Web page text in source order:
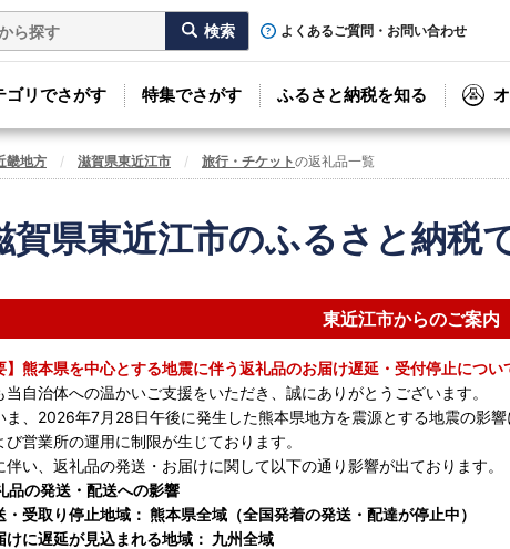
よくあるご質問・お問い合わせ
ゴリでさがす 特集でさがす ふるさと納税を知る
畿地方 滋賀県東近江市 旅行・チケットの返礼品一覧
賀県東近江市のふるさと納税
東近江市からのご案内
】熊本県を中心とする地震に伴う返礼品のお届け遅延・受付停止につい
当自治体への温かいご支援をいただき、誠にありがとうございます。
ま、2026年7月28日午後に発生した熊本県地方を震源とする地震の影
び営業所の運用に制限が生じております。
伴い、返礼品の発送・お届けに関して以下の通り影響が出ております。
品の発送・配送への影響
・受取り停止地域： 熊本県全域（全国発着の発送・配達が停止中）
けに遅延が見込まれる地域： 九州全域